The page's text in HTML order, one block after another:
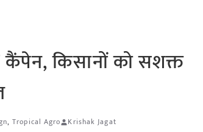
कैंपेन, किसानों को सशक्त
,Tropical Agro Krishak Jagat